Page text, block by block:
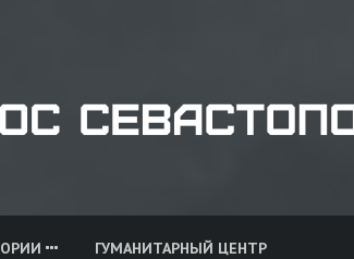
ГУМАНИТАРНЫЙ ЦЕНТР